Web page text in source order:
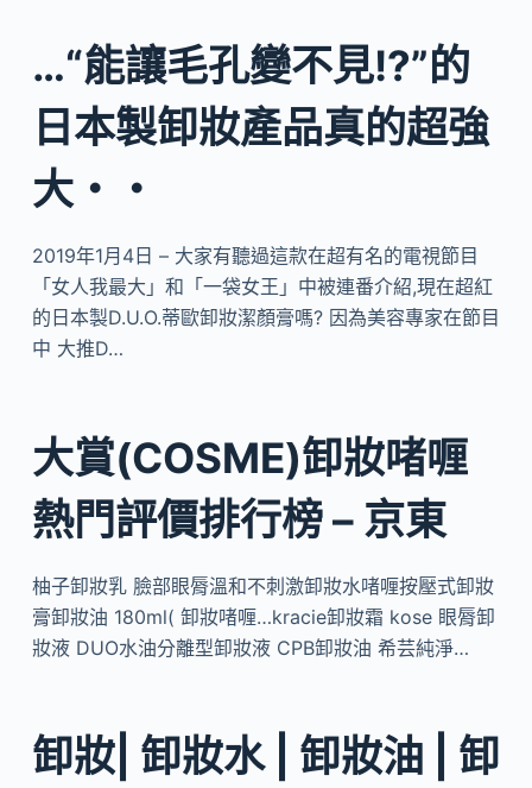
…“能讓毛孔變不見!?”的
日本製卸妝產品真的超強
大・・
2019年1月4日 – 大家有聽過這款在超有名的電視節目
「女人我最大」和「一袋女王」中被連番介紹,現在超紅
的日本製D.U.O.蒂歐卸妝潔顏膏嗎? 因為美容專家在節目
中 大推D…
大賞(COSME)卸妝啫喱
熱門評價排行榜 – 京東
柚子卸妝乳 臉部眼脣溫和不刺激卸妝水啫喱按壓式卸妝
膏卸妝油 180ml( 卸妝啫喱…kracie卸妝霜 kose 眼脣卸
妝液 DUO水油分離型卸妝液 CPB卸妝油 希芸純淨…
卸妝| 卸妝水 | 卸妝油 | 卸